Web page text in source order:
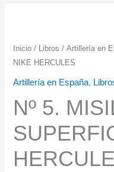
Inicio / Libros /Artillería en
NIKE HERCULES
Artillería en España,
Nº 5.